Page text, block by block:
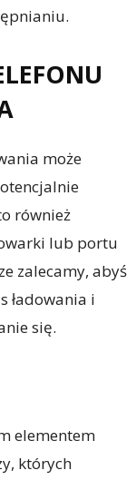
może
również
lub portu
zalecamy, abyś
ładowania i
się.
elementem
których